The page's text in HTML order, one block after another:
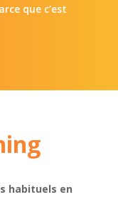
que c’est
habituels en